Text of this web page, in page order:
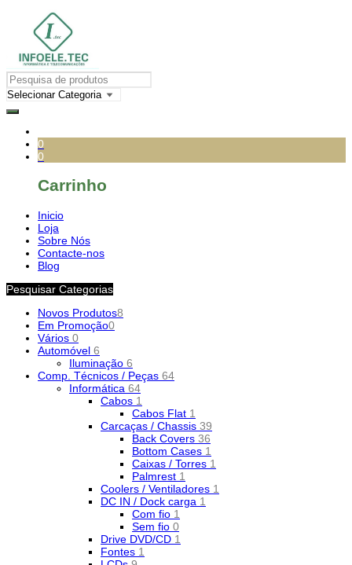
0
0
Carrinho
Inicio
Loja
Sobre Nós
Contacte-nos
Blog
Pesquisar Categorias
Novos Produtos8
Em Promoção0
Vários 0
Automóvel 6
Iluminação 6
Comp. Técnicos / Peças 64
Informática 64
Cabos 1
Cabos Flat 1
Carcaças / Chassis 39
Back Covers 36
Bottom Cases 1
Caixas / Torres 1
Palmrest 1
Coolers / Ventiladores 1
DC IN / Dock carga 1
Com fio 1
Sem fio 0
Drive DVD/CD 1
Fontes 1